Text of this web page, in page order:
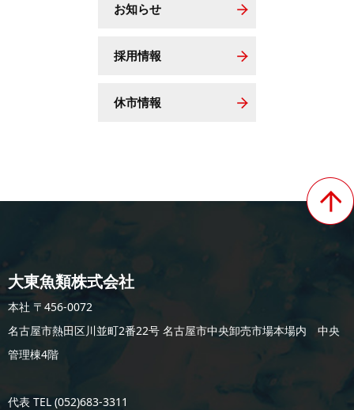
お知らせ
採用情報
休市情報
大東魚類株式会社
本社 〒456-0072
名古屋市熱田区川並町2番22号 名古屋市中央卸売市場本場内 中央
管理棟4階
代表 TEL (052)683-3311